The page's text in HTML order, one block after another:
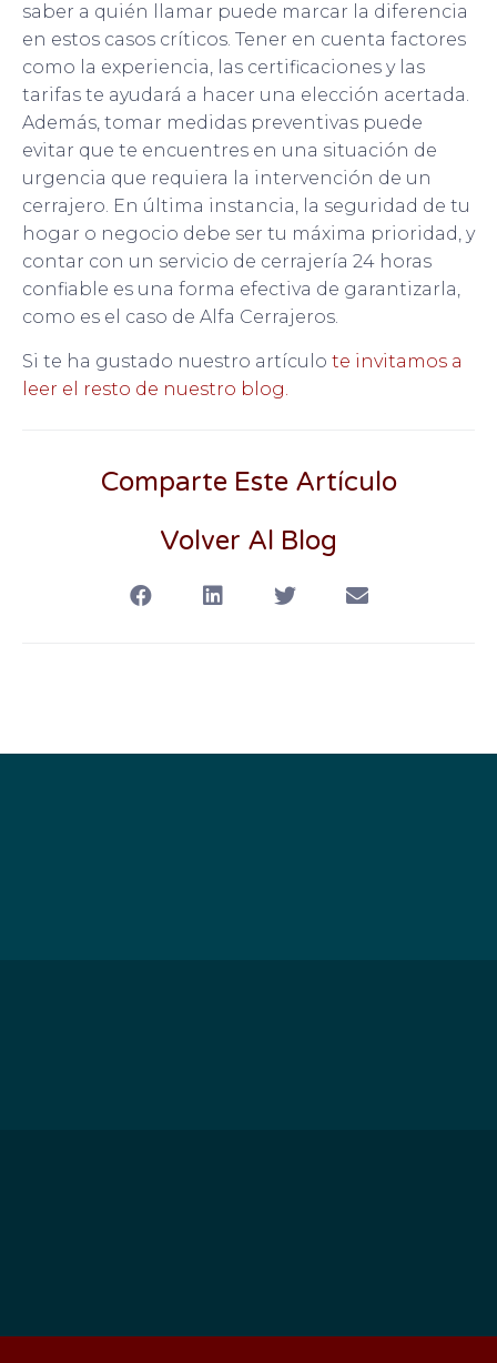
saber a quién llamar puede marcar la diferencia
en estos casos críticos. Tener en cuenta factores
como la experiencia, las certificaciones y las
tarifas te ayudará a hacer una elección acertada.
Además, tomar medidas preventivas puede
evitar que te encuentres en una situación de
urgencia que requiera la intervención de un
cerrajero. En última instancia, la seguridad de tu
hogar o negocio debe ser tu máxima prioridad, y
contar con un servicio de cerrajería 24 horas
confiable es una forma efectiva de garantizarla,
como es el caso de Alfa Cerrajeros.
Si te ha gustado nuestro artículo te invitamos a
leer el resto de nuestro blog.
Comparte Este Artículo
Volver Al Blog